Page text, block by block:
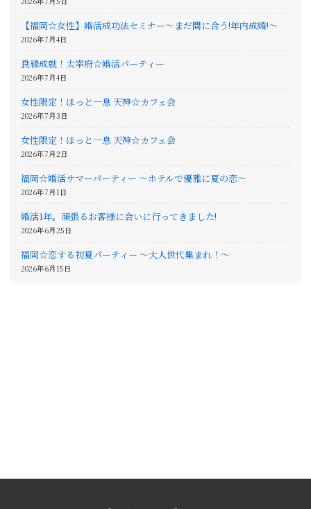
【福岡☆女性】婚活成功法セミナー〜まだ間に合う!年内成婚!〜
2026年7月4日
良縁成就！太宰府☆婚活パーティー
2026年7月4日
女性限定！ほっと一息 天神☆カフェ会
2026年7月3日
女性限定！ほっと一息 天神☆カフェ会
2026年7月2日
福岡☆婚活サマーパーティー 〜ホテルで優雅に夏の恋〜
2026年7月1日
婚活1年。頑張るお客様に会いに行ってきました!
2026年6月25日
福岡☆恋する初夏パーティー 〜大人世代集まれ！〜
2026年6月15日